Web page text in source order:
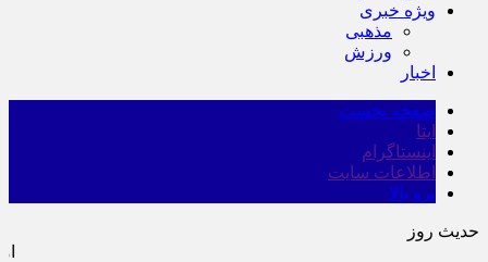
ویژه خبری
مذهبی
ورزش
اخبار
صفحه نخست
ایتا
اینستاگرام
اطلاعات سایت
برو بالا
حدیث روز
امام علی (ع)